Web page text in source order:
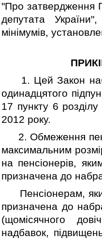
"Про затвердження
депутата
мiнiмумiв,
1. Цей Закон
одинадцятого
17 пункту 6
2012 року.
2. Обмеження
максимальним
на пенсiонерiв,
призначена до
Пенсiонерам,
призначена до
(щомiсячного
надбавок,